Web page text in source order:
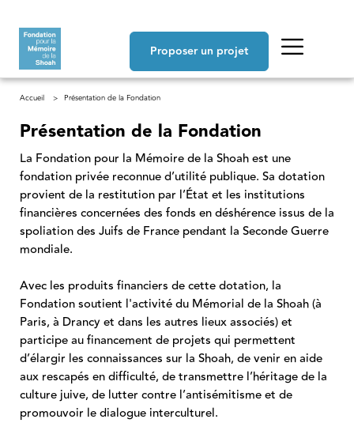
Proposer un projet
Fil d'Ariane
Accueil Présentation de la Fondation
Présentation de la Fondation
La Fondation pour la Mémoire de la Shoah est une
fondation privée reconnue d’utilité publique. Sa dotation
provient de la restitution par l’État et les institutions
financières concernées des fonds en déshérence issus de la
spoliation des Juifs de France pendant la Seconde Guerre
mondiale.
Avec les produits financiers de cette dotation, la
Fondation soutient l'activité du Mémorial de la Shoah (à
Paris, à Drancy et dans les autres lieux associés) et
participe au financement de projets qui permettent
d’élargir les connaissances sur la Shoah, de venir en aide
aux rescapés en difficulté, de transmettre l’héritage de la
culture juive, de lutter contre l’antisémitisme et de
promouvoir le dialogue interculturel.